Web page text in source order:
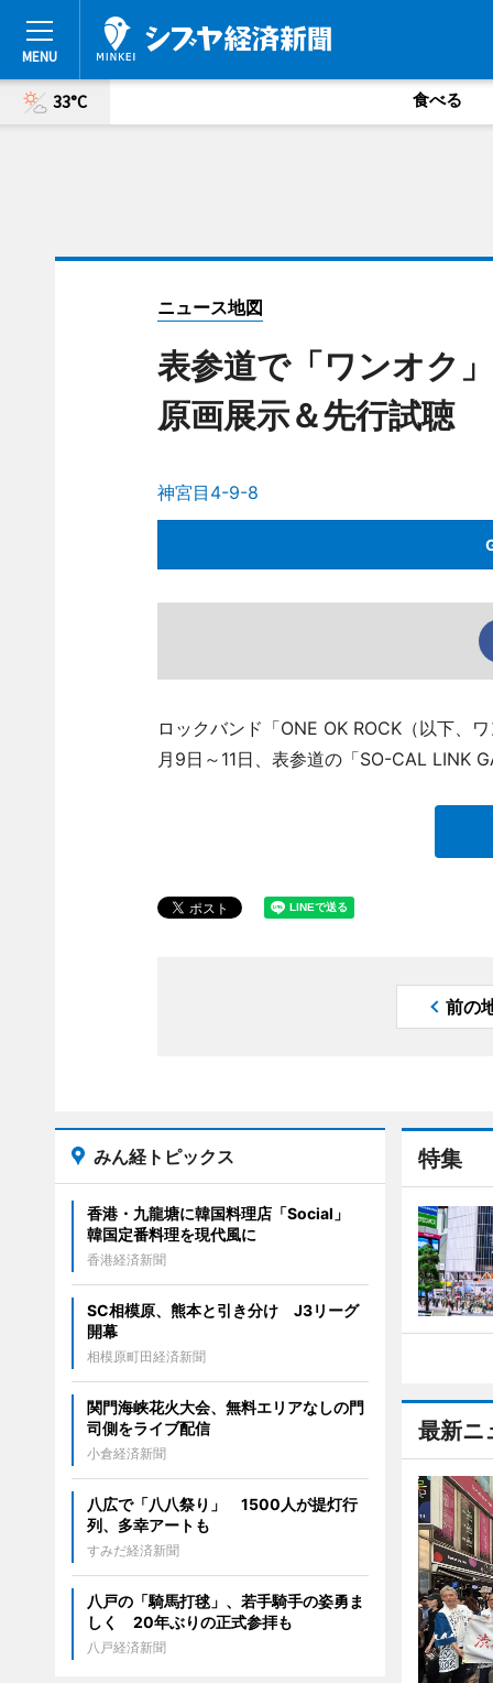
33°C 食べる
ニュース地図
表参道で「ワンオク
原画展示＆先行試聴
神宮目4-9-8
ロックバンド「ONE OK ROCK（以下、
月9日～11日、表参道の「SO-CAL LINK
前の
特集
最新ニ
みん経トピックス
香港・九龍塘に韓国料理店「Social」
韓国定番料理を現代風に
香港経済新聞
SC相模原、熊本と引き分け J3リーグ
開幕
相模原町田経済新聞
関門海峡花火大会、無料エリアなしの門
司側をライブ配信
小倉経済新聞
八広で「八八祭り」 1500人が提灯行
列、多幸アートも
すみだ経済新聞
八戸の「騎馬打毬」、若手騎手の姿勇ま
しく 20年ぶりの正式参拝も
八戸経済新聞